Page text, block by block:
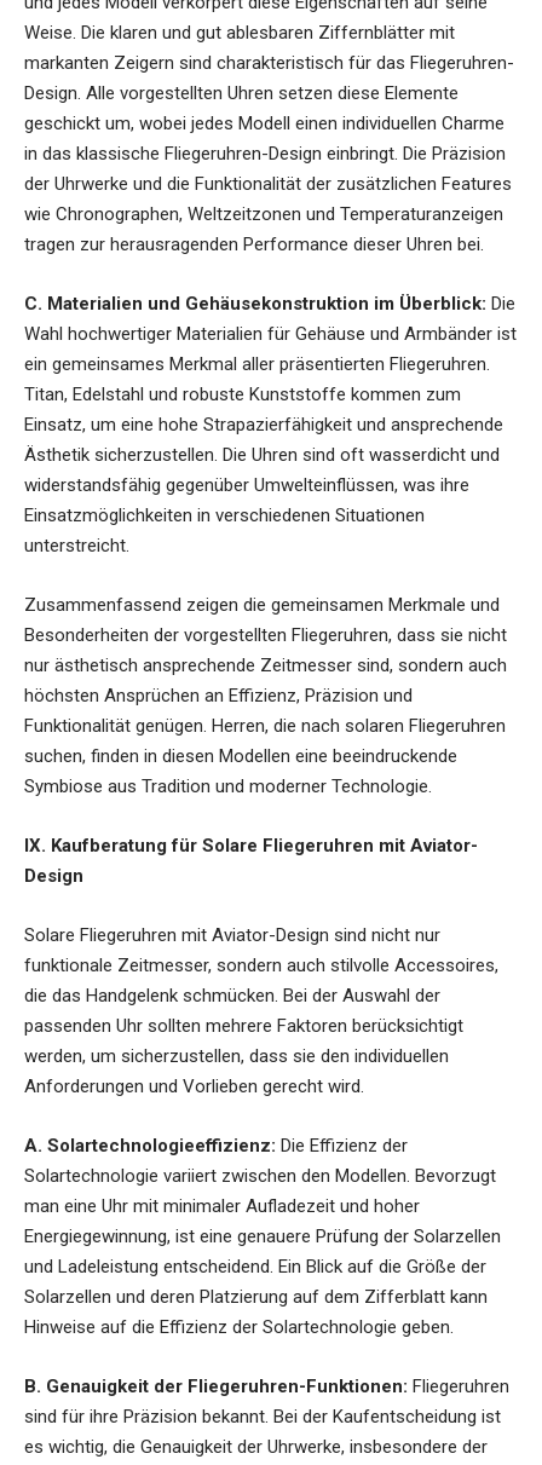
Weise. Die klaren und gut ablesbaren Ziffernblätter mit
markanten Zeigern sind charakteristisch für das Fliegeruhren-
Design. Alle vorgestellten Uhren setzen diese Elemente
geschickt um, wobei jedes Modell einen individuellen Charme
in das klassische Fliegeruhren-Design einbringt. Die Präzision
der Uhrwerke und die Funktionalität der zusätzlichen Features
wie Chronographen, Weltzeitzonen und Temperaturanzeigen
tragen zur herausragenden Performance dieser Uhren bei.
C. Materialien und Gehäusekonstruktion im Überblick: Die
Wahl hochwertiger Materialien für Gehäuse und Armbänder ist
ein gemeinsames Merkmal aller präsentierten Fliegeruhren.
Titan, Edelstahl und robuste Kunststoffe kommen zum
Einsatz, um eine hohe Strapazierfähigkeit und ansprechende
Ästhetik sicherzustellen. Die Uhren sind oft wasserdicht und
widerstandsfähig gegenüber Umwelteinflüssen, was ihre
Einsatzmöglichkeiten in verschiedenen Situationen
unterstreicht.
Zusammenfassend zeigen die gemeinsamen Merkmale und
Besonderheiten der vorgestellten Fliegeruhren, dass sie nicht
nur ästhetisch ansprechende Zeitmesser sind, sondern auch
höchsten Ansprüchen an Effizienz, Präzision und
Funktionalität genügen. Herren, die nach solaren Fliegeruhren
suchen, finden in diesen Modellen eine beeindruckende
Symbiose aus Tradition und moderner Technologie.
IX. Kaufberatung für Solare Fliegeruhren mit Aviator-
Design
Solare Fliegeruhren mit Aviator-Design sind nicht nur
funktionale Zeitmesser, sondern auch stilvolle Accessoires,
die das Handgelenk schmücken. Bei der Auswahl der
passenden Uhr sollten mehrere Faktoren berücksichtigt
werden, um sicherzustellen, dass sie den individuellen
Anforderungen und Vorlieben gerecht wird.
A. Solartechnologieeffizienz: Die Effizienz der
Solartechnologie variiert zwischen den Modellen. Bevorzugt
man eine Uhr mit minimaler Aufladezeit und hoher
Energiegewinnung, ist eine genauere Prüfung der Solarzellen
und Ladeleistung entscheidend. Ein Blick auf die Größe der
Solarzellen und deren Platzierung auf dem Zifferblatt kann
Hinweise auf die Effizienz der Solartechnologie geben.
B. Genauigkeit der Fliegeruhren-Funktionen: Fliegeruhren
sind für ihre Präzision bekannt. Bei der Kaufentscheidung ist
es wichtig, die Genauigkeit der Uhrwerke, insbesondere der